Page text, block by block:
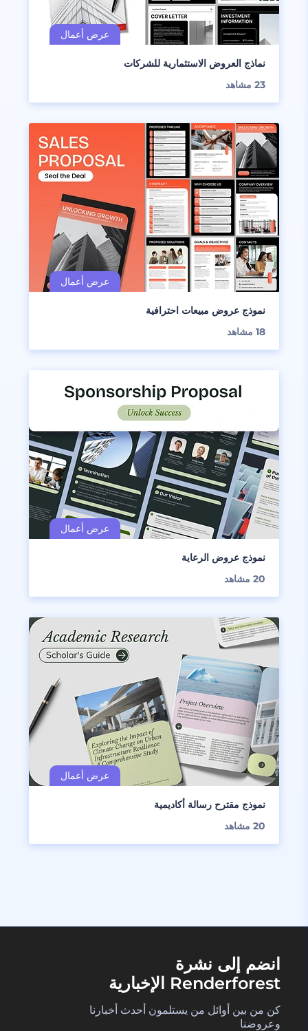
نماذج العروض الاستثمارية للشركات
23 مشاهد
نموذج عروض مبيعات احترافية
18 مشاهد
نموذج عروض الرعاية
20 مشاهد
نموذج مقترح رسالة أكاديمية
20 مشاهد
انضم إلى نشرة
Renderforest الإخبارية
كن من بين أوائل من يستلمون أحدث أخبارنا
وعروضنا